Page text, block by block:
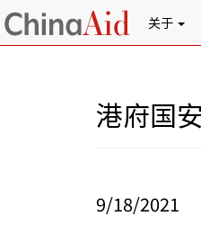
关于
港府国
9/18/2021